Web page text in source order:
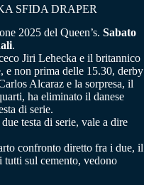
SFIDA DRAPER
2025 del Queen’s. Sabato
.
Jiri Lehecka e il britannico
e non prima delle 15.30, derby
Alcaraz e la sorpresa, il
ha eliminato il danese
di serie.
testa di serie, vale a dire
confronto diretto fra i due, il
tutti sul cemento, vedono